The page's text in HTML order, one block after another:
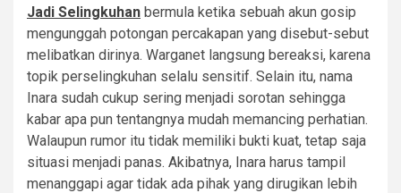
Jadi Selingkuhan bermula ketika sebuah akun gosip
mengunggah potongan percakapan yang disebut-sebut
melibatkan dirinya. Warganet langsung bereaksi, karena
topik perselingkuhan selalu sensitif. Selain itu, nama
Inara sudah cukup sering menjadi sorotan sehingga
kabar apa pun tentangnya mudah memancing perhatian.
Walaupun rumor itu tidak memiliki bukti kuat, tetap saja
situasi menjadi panas. Akibatnya, Inara harus tampil
menanggapi agar tidak ada pihak yang dirugikan lebih